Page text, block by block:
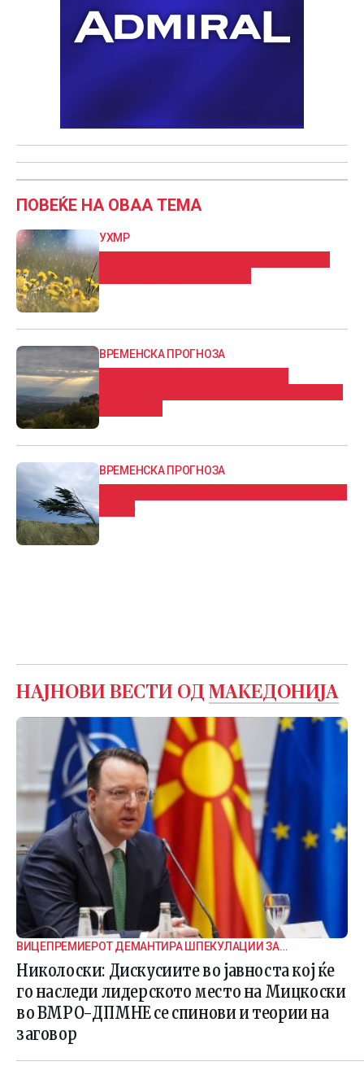
ПОВЕЌЕ НА ОВАА ТЕМА
УХМР
ВРЕМЕНСКА ПРОГНОЗА
ВРЕМЕНСКА ПРОГНОЗА
ветер
НАЈНОВИ ВЕСТИ ОД МАКЕДОНИЈА
ВИЦЕПРЕМИЕРОТ ДЕМАНТИРА ШПЕКУЛАЦИИ ЗА
ВНАТРЕПАРТИСКИ ПОДЕЛБИ
Николоски: Дискусиите во јавноста кој ќе
го наследи лидерското место на Мицкоски
во ВМРО-ДПМНЕ се спинови и теории на
заговор